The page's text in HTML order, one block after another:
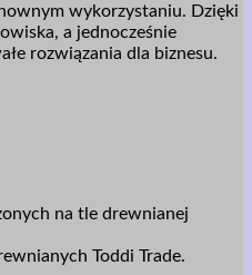
wykorzystaniu. Dzięki
a jednocześnie
rozwiązania dla biznesu.